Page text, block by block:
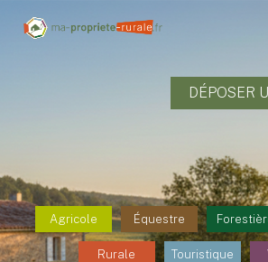
DÉPOSER
Agricole Équestre
Rurale Touristique